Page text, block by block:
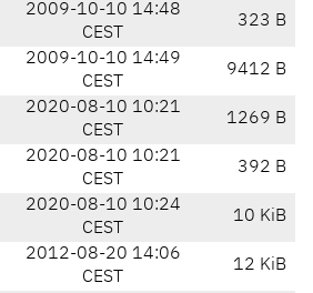
2009-10-10 14:48
CEST
323 B
2009-10-10 14:49
CEST
9412 B
2020-08-10 10:21
CEST
1269 B
2020-08-10 10:21
CEST
392 B
2020-08-10 10:24
CEST
10 KiB
2012-08-20 14:06
CEST
12 KiB